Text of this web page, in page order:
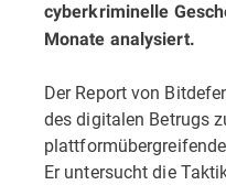
cyberkriminelle
Monate analysiert.
Der Report von
des digitalen Betrugs
Er untersucht die